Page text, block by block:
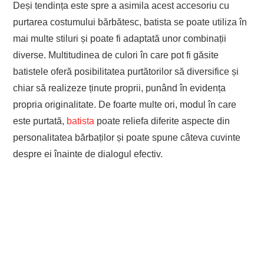
Deși tendința este spre a asimila acest accesoriu cu
purtarea costumului bărbătesc, batista se poate utiliza în
mai multe stiluri și poate fi adaptată unor combinații
diverse. Multitudinea de culori în care pot fi găsite
batistele oferă posibilitatea purtătorilor să diversifice și
chiar să realizeze ținute proprii, punând în evidența
propria originalitate. De foarte multe ori, modul în care
este purtată, batista poate reliefa diferite aspecte din
personalitatea bărbaților și poate spune câteva cuvinte
despre ei înainte de dialogul efectiv.